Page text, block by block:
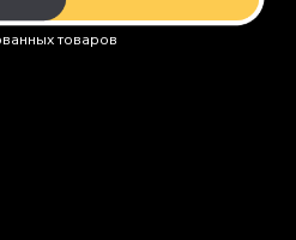
товаров